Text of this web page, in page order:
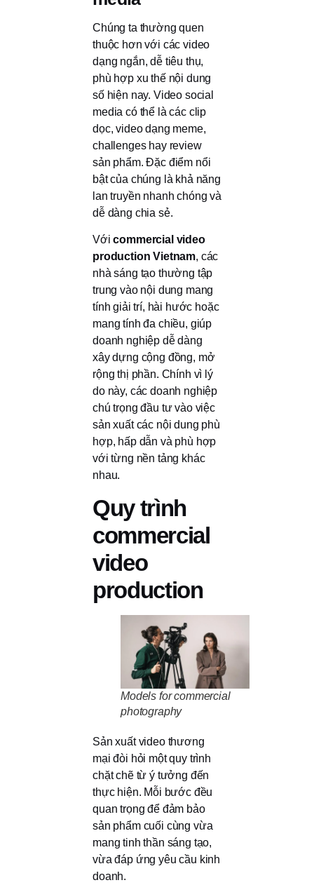
Chúng ta thường quen
thuộc hơn với các video
dạng ngắn, dễ tiêu thụ,
phù hợp xu thế nội dung
số hiện nay. Video social
media có thể là các clip
dọc, video dạng meme,
challenges hay review
sản phẩm. Đặc điểm nổi
bật của chúng là khả năng
lan truyền nhanh chóng và
dễ dàng chia sẻ.
Vớicommercial video
production Vietnam, các
nhà sáng tạo thường tập
trung vào nội dung mang
tính giải trí, hài hước hoặc
mang tính đa chiều, giúp
doanh nghiệp dễ dàng
xây dựng cộng đồng, mở
rộng thị phần. Chính vì lý
do này, các doanh nghiệp
chú trọng đầu tư vào việc
sản xuất các nội dung phù
hợp, hấp dẫn và phù hợp
với từng nền tảng khác
nhau.
Quy trình
commercial
video
production
Models for commercial
photography
Sản xuất video thương
mại đòi hỏi một quy trình
chặt chẽ từ ý tưởng đến
thực hiện. Mỗi bước đều
quan trọng để đảm bảo
sản phẩm cuối cùng vừa
mang tinh thần sáng tạo,
vừa đáp ứng yêu cầu kinh
doanh.